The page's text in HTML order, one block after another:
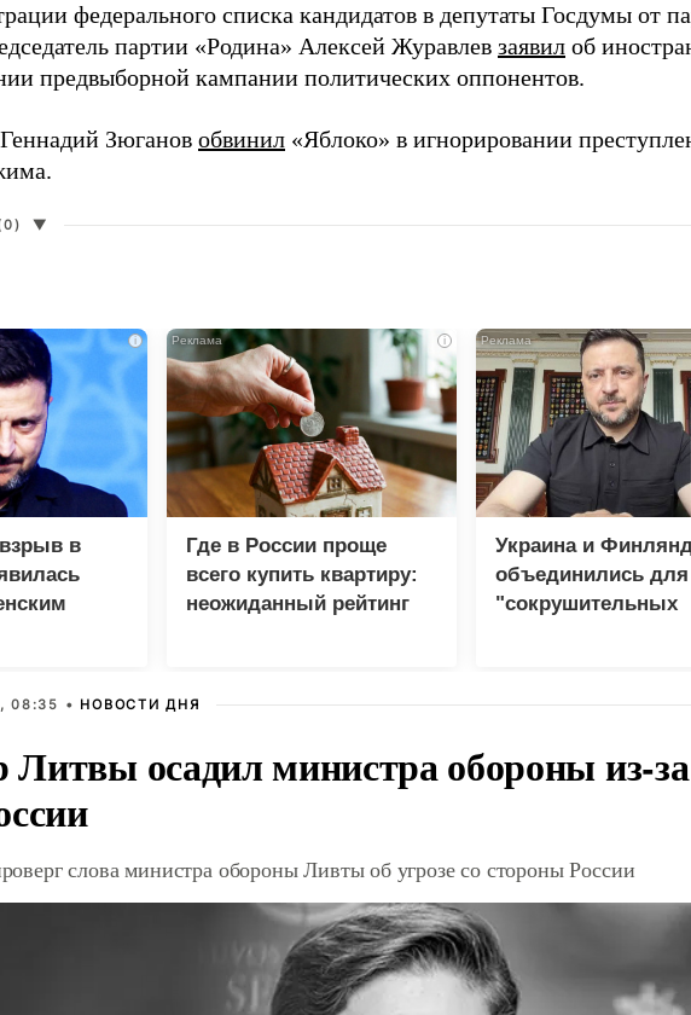
федерального списка кандидатов в депутаты Госдумы от
партии «Родина» Алексей Журавлев заявил об
предвыборной кампании политических оппонентов.
Зюганов обвинил «Яблоко» в игнорировании
▼
i
взрыв в
i
Где в России проще
всего купить квартиру:
неожиданный рейтинг
Украина и
объединились для
"сокрушительных
08:35 • НОВОСТИ ДНЯ
осадил министра обороны из-за
слова министра обороны Ливты об угрозе со стороны России